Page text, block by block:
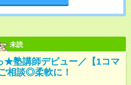
未読
★塾講師デビュー／【1コマ
相談◎柔軟に！